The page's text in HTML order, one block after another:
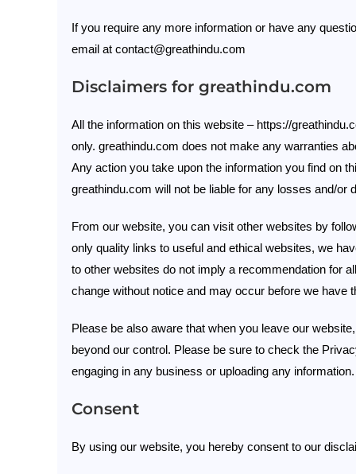
If you require any more information or have any
email at contact@greathindu.com
Disclaimers for greathindu.com
All the information on this website – https://
only. greathindu.com does not make any warranties
Any action you take upon the information you find on
greathindu.com will not be liable for any losses and/
From our website, you can visit other websites by
only quality links to useful and ethical websites, we
to other websites do not imply a recommendation for
change without notice and may occur before we have
Please be also aware that when you leave our
beyond our control. Please be sure to check the
engaging in any business or uploading any information.
Consent
By using our website, you hereby consent to our